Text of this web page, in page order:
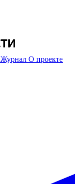
Журнал О проекте